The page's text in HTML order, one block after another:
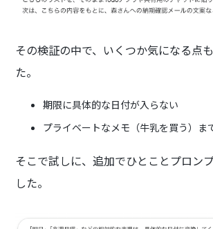
その検証の中で、いくつか気になる点
た。
期限に具体的な日付が入らない
プライベートなメモ（牛乳を買う）ま
そこで試しに、追加でひとことプロン
した。